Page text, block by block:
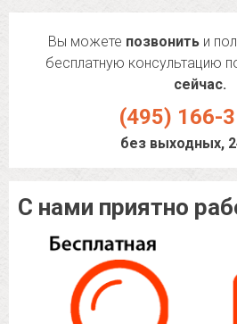
Вы можете позвонить и
бесплатную консультацию
сейчас.
(495) 166-
без выходных,
С нами приятно